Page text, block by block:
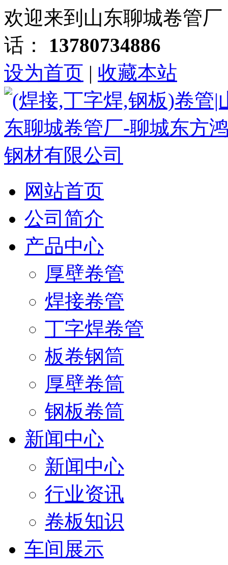
欢迎来到山东聊城卷管
话：
13780734886
设为首页 | 收藏本站
网站首页
公司简介
产品中心
厚壁卷管
焊接卷管
丁字焊卷管
板卷钢筒
厚壁卷筒
钢板卷筒
新闻中心
新闻中心
行业资讯
卷板知识
车间展示